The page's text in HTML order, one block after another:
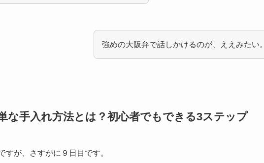
強めの大阪弁で話しかけるのが、ええみたい。
な手入れ方法とは？初心者でもできる3ステップ
すが、さすがに９日目です。